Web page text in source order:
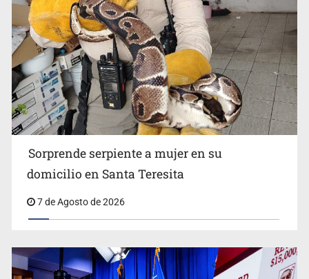
Detienen a tres miembros de red transnacional de
tráfico de personas
Sorprende serpiente a mujer en su
domicilio en Santa Teresita
7 de Agosto de 2026